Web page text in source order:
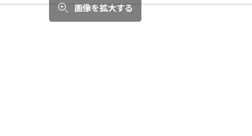
画像を拡大する